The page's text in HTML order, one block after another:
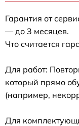
Гарантия от
— до 3 месяцев.
Что считается
Для работ:
который прямо
(например,
Для